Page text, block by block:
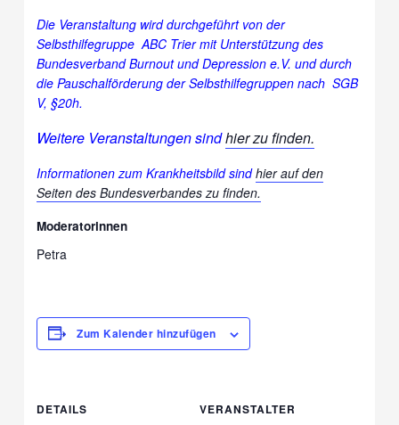
Die Veranstaltung wird durchgeführt von der
Selbsthilfegruppe ABC Trier mit Unterstützung des
Bundesverband Burnout und Depression e.V.und durch
die Pauschalförderung der Selbsthilfegruppen nach SGB
V, §20h.
Weitere Veranstaltungen sindhier zu finden.
Informationen zum Krankheitsbild sindhier auf den
Seiten des Bundesverbandes zu finden.
Moderatorinnen
Petra
Zum Kalender hinzufügen
DETAILS
VERANSTALTER